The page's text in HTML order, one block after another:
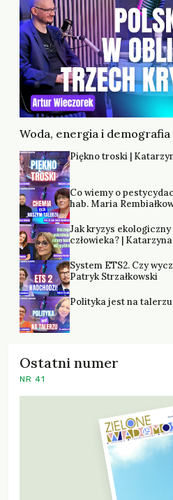
Woda, energia i demografia
Piękno troski |
Co wiemy o
hab. Maria
Jak kryzys
człowieka? |
System ETS2. Czy
Patryk Strzałkowski
Polityka jest na
Ostatni numer
NR 41